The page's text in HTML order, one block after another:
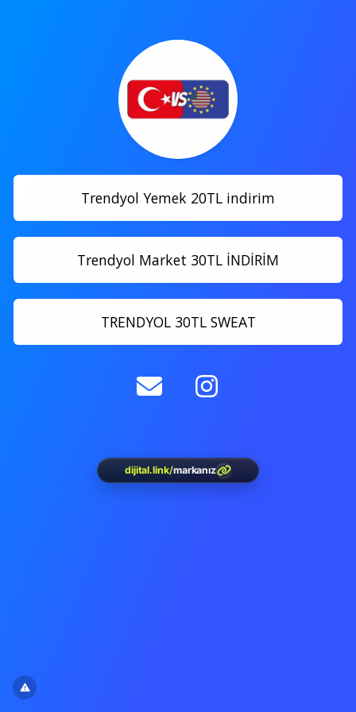
Trendyol Yemek 20TL indirim
Trendyol Market 30TL İNDİRİM
TRENDYOL 30TL SWEAT
dijital.link/markanız